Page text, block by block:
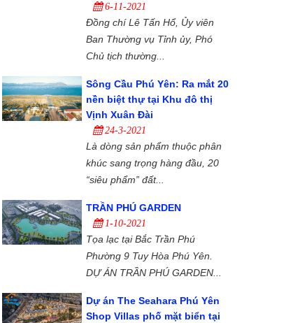
6-11-2021
Đồng chí Lê Tấn Hổ, Ủy viên
Ban Thường vụ Tỉnh ủy, Phó
Chủ tịch thường...
Sông Cầu Phú Yên: Ra mắt 20
nền biệt thự tại Khu đô thị
Vịnh Xuân Đài
24-3-2021
Là dòng sản phẩm thuộc phân
khúc sang trọng hàng đầu, 20
“siêu phẩm” đất...
TRẦN PHÚ GARDEN
1-10-2021
Tọa lạc tại Bắc Trần Phú
Phường 9 Tuy Hòa Phú Yên.
DỰ ÁN TRẦN PHÚ GARDEN...
Dự án The Seahara Phú Yên
Shop Villas phố mặt biển tại